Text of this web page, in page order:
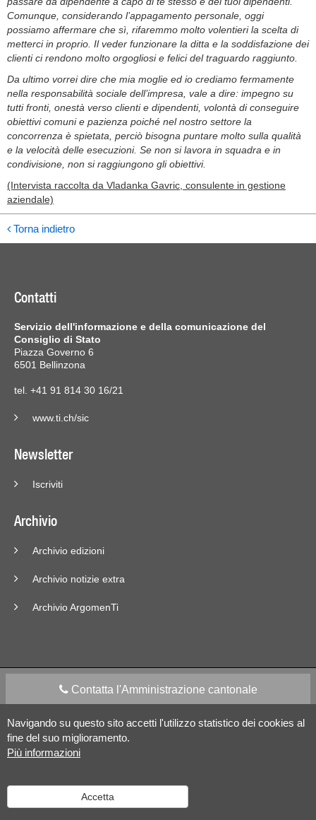
Navigando su questo sito accetti l'utilizzo statistico dei cookies al
fine del suo miglioramento.
Più informazioni
Accetta
Comunque, considerando l’appagamento personale, oggi
possiamo affermare che sì, rifaremmo molto volentieri la scelta di
metterci in proprio. Il veder funzionare la ditta e la soddisfazione dei
clienti ci rendono molto orgogliosi e felici del traguardo raggiunto.
Da ultimo vorrei dire che mia moglie ed io crediamo fermamente
nella responsabilità sociale dell’impresa, vale a dire: impegno su
tutti fronti, onestà verso clienti e dipendenti, volontà di conseguire
obiettivi comuni e pazienza poiché nel nostro settore la
concorrenza è spietata, perciò bisogna puntare molto sulla qualità
e la velocità delle esecuzioni. Se non si lavora in squadra e in
condivisione, non si raggiungono gli obiettivi.
(Intervista raccolta da Vladanka Gavric, consulente in gestione
aziendale)
Torna indietro
Contatti
Servizio dell'informazione e della comunicazione del
Consiglio di Stato
Piazza Governo 6
6501 Bellinzona
tel. +41 91 814 30 16/21
www.ti.ch/sic
Newsletter
Iscriviti
Archivio
Archivio edizioni
Archivio notizie extra
Archivio ArgomenTi
Contatta l'Amministrazione cantonale
Apps Mobile Social media
Versione desktop Informazioni legali